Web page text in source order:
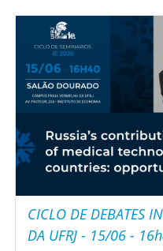
CICLO DE DEBATES
DA UFRJ - 15/06 -